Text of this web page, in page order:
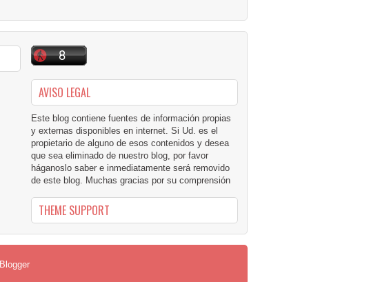
AVISO LEGAL
Este blog contiene fuentes de información propias
y externas disponibles en internet. Si Ud. es el
propietario de alguno de esos contenidos y desea
que sea eliminado de nuestro blog, por favor
háganoslo saber e inmediatamente será removido
de este blog. Muchas gracias por su comprensión
THEME SUPPORT
Blogger